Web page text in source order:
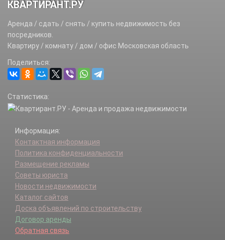
КВАРТИРАНТ.РУ
Аренда / сдать / снять / купить недвижимость без
посредников.
Квартиру / комнату / дом / офис Московская область
Поделиться:
Статистика:
Информация:
Контактная информация
Политика конфиденциальности
Размещение рекламы
Советы юриста
Новости недвижимости
Каталог сайтов
Доска объявлений по строительству
Договор аренды
Обратная связь